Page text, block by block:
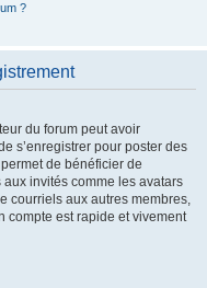
?
du forum peut avoir
s’enregistrer pour poster des
de bénéficier de
invités comme les avatars
courriels aux autres membres,
compte est rapide et vivement